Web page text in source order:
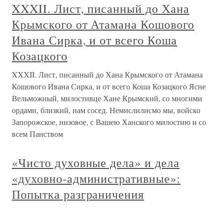
XXXII. Лист, писанный до Хана
Крымского от Атамана Кошового
Ивана Сирка, и от всего Коша
Козацкого
XXXII. Лист, писанный до Хана Крымского от Атамана
Кошового Ивана Сирка, и от всего Коша Козацкого Ясне
Вельможный, милостивце Хане Крымский, со многими
ордами, близкий, нам сосед. Немислилисмо мы, войско
Запорожское, низовое, с Вашею Ханского милостию и со
всем Панством
«Чисто духовные дела» и дела
«духовно-административные»:
Попытка разграничения